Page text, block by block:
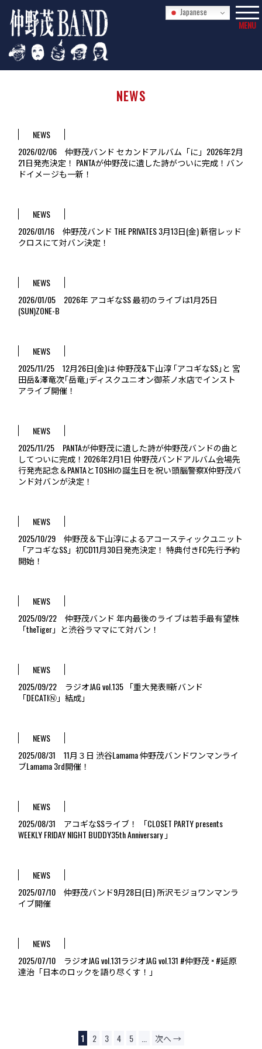
MENU
NEWS
NEWS
2026/02/06 仲野茂バンド セカンドアルバム「に」2026年2月
21日発売決定！ PANTAが仲野茂に遺した詩がついに完成！バン
ドイメージも一新！
NEWS
2026/01/16 仲野茂バンド THE PRIVATES 3月13日(金) 新宿レッド
クロスにて対バン決定！
NEWS
2026/01/05 2026年 アコギなSS 最初のライブは1月25日
(SUN)ZONE-B
NEWS
2025/11/25 12月26日(金)は 仲野茂&下山淳 ｢アコギなSS｣と 宮
田岳&澤竜次｢岳竜｣ディスクユニオン御茶ノ水店でインスト
アライブ開催！
NEWS
2025/11/25 PANTAが仲野茂に遺した詩が仲野茂バンドの曲と
してついに完成！2026年2月1日 仲野茂バンドアルバム会場先
行発売記念＆PANTAとTOSHIの誕生日を祝い頭腦警察X仲野茂バ
ンド対バンが決定！
NEWS
2025/10/29 仲野茂＆下山淳によるアコースティックユニット
「アコギなSS」初CD11月30日発売決定！ 特典付きFC先行予約
開始！
NEWS
2025/09/22 仲野茂バンド 年内最後のライブは若手最有望株
「theTiger」と渋谷ラママにて対バン！
NEWS
2025/09/22 ラジオJAG vol.135 「重大発表!!新バンド
「DECATIⓃ」結成」
NEWS
2025/08/31 11月３日 渋谷Lamama 仲野茂バンドワンマンライ
ブLamama 3rd開催！
NEWS
2025/08/31 アコギなSSライブ！ 「CLOSET PARTY presents
WEEKLY FRIDAY NIGHT BUDDY35th Anniversary 」
NEWS
2025/07/10 仲野茂バンド9月28日(日) 所沢モジョワンマンラ
イブ開催
NEWS
2025/07/10 ラジオJAG vol.131ラジオJAG vol.131 #仲野茂 × #延原
達治「日本のロックを語り尽くす！」
1 2 3 4 5 次へ →
Japanese